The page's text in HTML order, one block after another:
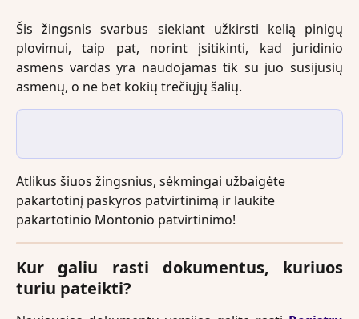
Šis žingsnis svarbus siekiant užkirsti kelią pinigų
plovimui, taip pat, norint įsitikinti, kad juridinio
asmens vardas yra naudojamas tik su juo susijusių
asmenų, o ne bet kokių trečiųjų šalių.
Atlikus šiuos žingsnius, sėkmingai užbaigėte
pakartotinį paskyros patvirtinimą ir laukite
pakartotinio Montonio patvirtinimo!
Kur galiu rasti dokumentus, kuriuos
turiu pateikti?